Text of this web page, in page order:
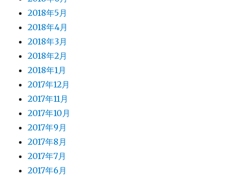
2018年5月
2018年4月
2018年3月
2018年2月
2018年1月
2017年12月
2017年11月
2017年10月
2017年9月
2017年8月
2017年7月
2017年6月